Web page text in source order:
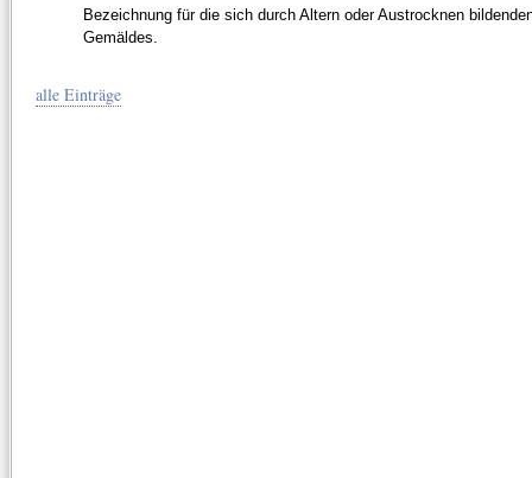
Bezeichnung für die sich durch Altern oder Austrocknen
Gemäldes.
alle Einträge